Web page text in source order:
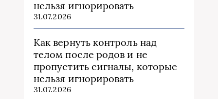
нельзя игнорировать
31.07.2026
Как вернуть контроль над
телом после родов и не
пропустить сигналы, которые
нельзя игнорировать
31.07.2026